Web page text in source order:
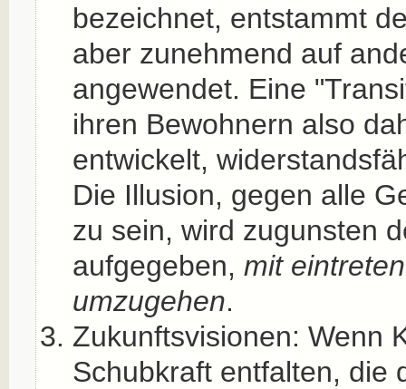
bezeichnet, entstammt
aber zunehmend auf
angewendet. Eine
ihren Bewohnern also
entwickelt,
Die Illusion, gegen alle
zu sein, wird zugunsten
aufgegeben, mit
umzugehen.
Zukunftsvisionen: Wenn
Schubkraft entfalten, die